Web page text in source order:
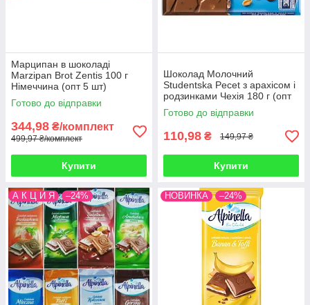
Марципан в шоколаді
Marzipan Brot Zentis 100 г
Німеччина (опт 5 шт)
Готово до відправки
344,98 ₴/комплект
499,97 ₴/комплект
Купити
Шоколад Молочний
Studentska Pecet з арахісом і
родзинками Чехія 180 г (опт
5 шт)
Готово до відправки
110,98 ₴ 149,97 ₴
Купити
А К Ц И Я –24% НОВИНКА –24%